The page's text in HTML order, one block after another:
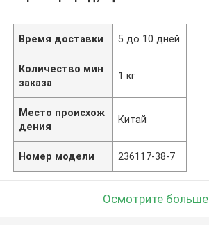
Время доставки 5 до 10 дней
Количество мин
заказа
1 кг
Место происхож
дения
Китай
Номер модели 236117-38-7
Осмотрите больше